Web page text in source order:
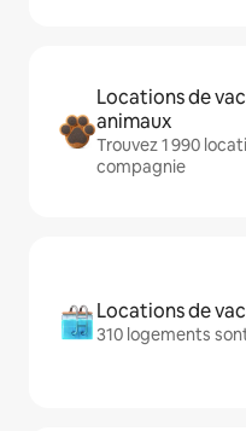
Locations de
animaux
Trouvez 1 990
compagnie
Locations de
310 logements